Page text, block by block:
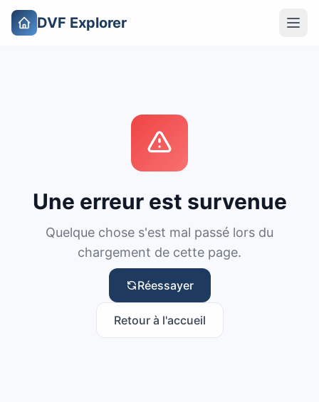
DVF Explorer
Une erreur est survenue
Quelque chose s'est mal passé lors du
chargement de cette page.
Réessayer
Retour à l'accueil